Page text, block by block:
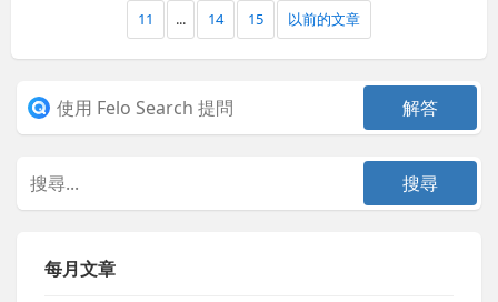
11 ... 14 15 以前的文章
每月文章